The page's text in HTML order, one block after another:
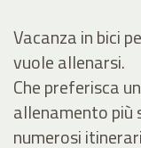
Vacanza in bici
vuole allenarsi.
Che preferisca
allenamento più
numerosi